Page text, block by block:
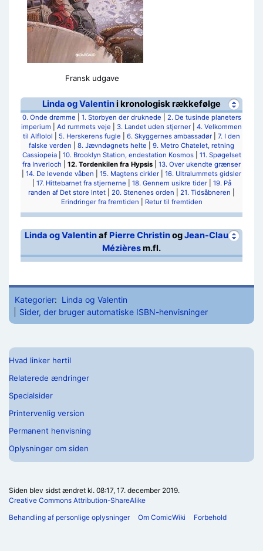
Fransk udgave
Linda og Valentini kronologisk rækkefølge
0. Onde drømme 1. Storbyen der druknede
2. De tusinde planeters
imperium
Ad rummets veje 3. Landet uden stjerner
4. Velkommen
til Alflolol
5. Herskerens fugle 6. Skyggernes ambassadør
7. I den
falske verden
8. Jævndøgnets helte
9. Metro Chatelet, retning
Cassiopeia| 10. Brooklyn Station, endestation Kosmos| 11. Spøgelset
fra Inverloch
12. Tordenkilen fra Hypsis
13. Over ukendte grænser
14. De levende våben 15. Magtens cirkler
16. Ultralummets gidsler
17. Hittebarnet fra stjernerne 18. Gennem usikre tider| 19. På
randen af Det store Intet
20. Stenenes orden 21. Tidsåbneren
Erindringer fra fremtiden
Retur til fremtiden
Linda og Valentinaf Pierre ChristinogJean-Claude
Mézièresm.fl.
Kategorier: Linda og Valentin
Sider, der bruger automatiske ISBN-henvisninger
Hvad linker hertil
Relaterede ændringer
Specialsider
Printervenlig version
Permanent henvisning
Oplysninger om siden
Siden blev sidst ændret kl. 08:17, 17. december 2019.
Creative Commons Attribution-ShareAlike
Behandling af personlige oplysninger
Om ComicWiki Forbehold